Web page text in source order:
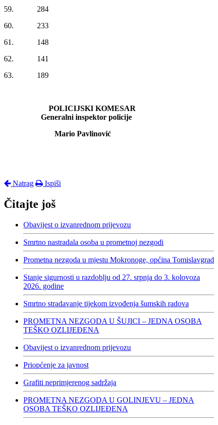
59. 284
60. 233
61. 148
62. 141
63. 189
POLICIJSKI KOMESAR
Generalni inspektor policije
Mario Pavlinović
Natrag Ispiši
Čitajte još
Obavijest o izvanrednom prijevozu
Smrtno nastradala osoba u prometnoj nezgodi
Prometna nezgoda u mjestu Mokronoge, općina Tomislavgrad
Stanje sigurnosti u razdoblju od 27. srpnja do 3. kolovoza
2026. godine
Smrtno stradavanje tijekom izvođenja šumskih radova
PROMETNA NEZGODA U ŠUJICI – JEDNA OSOBA
TEŠKO OZLIJEĐENA
Obavijest o izvanrednom prijevozu
Priopćenje za javnost
Grafiti neprimjerenog sadržaja
PROMETNA NEZGODA U GOLINJEVU – JEDNA
OSOBA TEŠKO OZLIJEĐENA